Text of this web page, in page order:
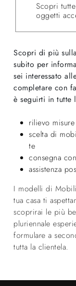
Scopri
oggetti
Scopri di più
subito per
sei interessato
completare con
è seguirti in tutte
rilievo
scelta di
te
consegna
assistenza
I modelli di
tua casa ti
scoprirai le più
pluriennale
formulare a
tutta la clientela.